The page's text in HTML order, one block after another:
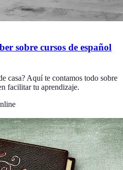
sobre cursos de español
casa? Aquí te contamos todo sobre
facilitar tu aprendizaje.